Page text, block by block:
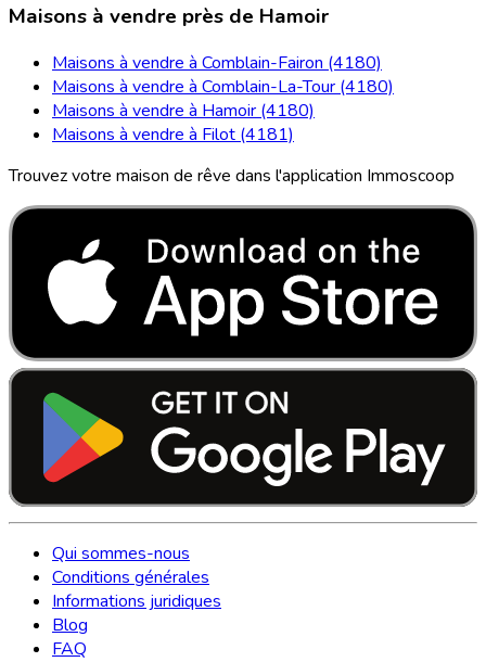
Maisons à vendre près de Hamoir
Maisons à vendre à Comblain-Fairon (4180)
Maisons à vendre à Comblain-La-Tour (4180)
Maisons à vendre à Hamoir (4180)
Maisons à vendre à Filot (4181)
Trouvez votre maison de rêve dans l'application Immoscoop
Qui sommes-nous
Conditions générales
Informations juridiques
Blog
FAQ